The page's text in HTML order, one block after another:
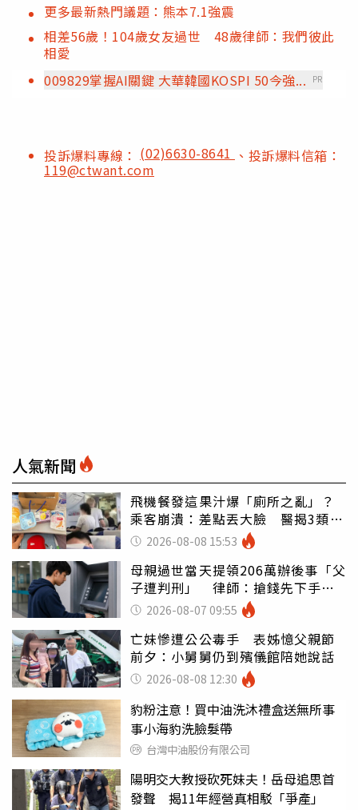
更多最新熱門議題：熊本7.1強震
相差56歲！104歲女友過世 48歲律師：我們彼此
相愛
009829掌握AI關鍵 大華韓國KOSPI 50今強...
PR
投訴爆料專線： (02)6630-8641 、投訴爆料信箱：
119@ctwant.com
人氣新聞
飛機餐發這果汁爆「廁所之亂」？
乘客崩潰：差點丟大臉 醫揭3類人
別亂喝
2026-08-08 15:53
母親過世當天提領206萬辦後事「父
子遭判刑」 律師：搶錢先下手是
罪 2026-08-07 09:55
亡妹慘遭公公毒手 表姊憶父親節
前夕：小舅舅仍到殯儀館陪她說話
2026-08-08 12:30
豹粉注意！買中油洗沐禮盒送無所事
事小海豹洗臉髮帶
台灣中油股份有限公司
陽明交大教授砍死妹夫！岳母追思首
發聲 揭11年經營真相駁「爭產」